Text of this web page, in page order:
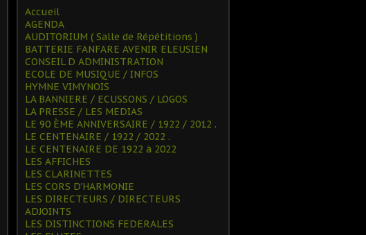
Accueil
AGENDA
AUDITORIUM ( Salle de Répétitions )
BATTERIE FANFARE AVENIR ELEUSIEN
CONSEIL D ADMINISTRATION
ECOLE DE MUSIQUE / INFOS
HYMNE VIMYNOIS
LA BANNIERE / ECUSSONS / LOGOS
LA PRESSE / LES MEDIAS
LE 90 ÈME ANNIVERSAIRE / 1922 / 2012 .
LE CENTENAIRE / 1922 / 2022 .
LE CENTENAIRE DE 1922 à 2022
LES AFFICHES
LES CLARINETTES
LES CORS D'HARMONIE
LES DIRECTEURS / DIRECTEURS
ADJOINTS
LES DISTINCTIONS FEDERALES